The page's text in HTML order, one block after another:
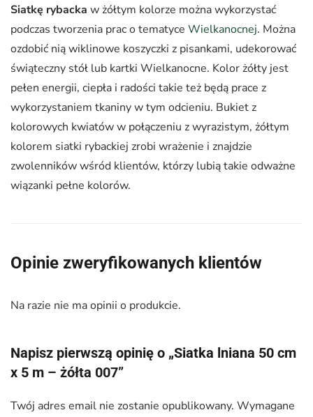
Siatkę rybacka w żółtym kolorze można wykorzystać
podczas tworzenia prac o tematyce Wielkanocnej. Można
ozdobić nią wiklinowe koszyczki z pisankami, udekorować
świąteczny stół lub kartki Wielkanocne. Kolor żółty jest
pełen energii, ciepła i radości takie też będą prace z
wykorzystaniem tkaniny w tym odcieniu. Bukiet z
kolorowych kwiatów w połączeniu z wyrazistym, żółtym
kolorem siatki rybackiej zrobi wrażenie i znajdzie
zwolenników wśród klientów, którzy lubią takie odważne
wiązanki pełne kolorów.
Opinie zweryfikowanych klientów
Na razie nie ma opinii o produkcie.
Napisz pierwszą opinię o „Siatka lniana 50 cm
x 5 m – żółta 007”
Twój adres email nie zostanie opublikowany. Wymagane